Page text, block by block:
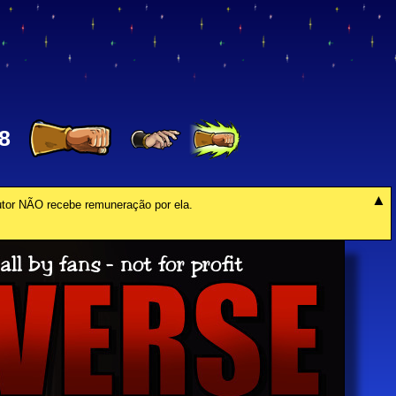
NÃO recebe remuneração por ela.